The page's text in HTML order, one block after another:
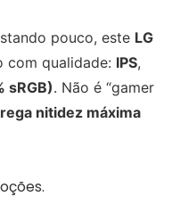
pouco, este LG
com qualidade: IPS,
sRGB). Não é “gamer
nitidez máxima